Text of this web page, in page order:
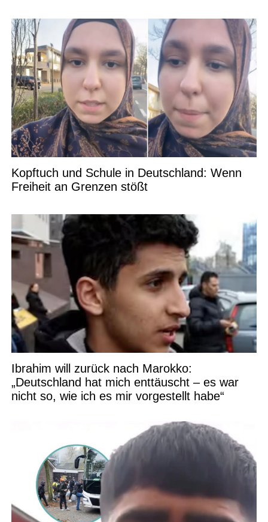
Kopftuch und Schule in Deutschland: Wenn
Freiheit an Grenzen stößt
Ibrahim will zurück nach Marokko:
„Deutschland hat mich enttäuscht – es war
nicht so, wie ich es mir vorgestellt habe“